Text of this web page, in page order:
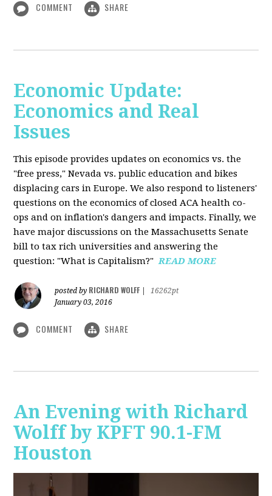
COMMENT SHARE
Economic Update:
Economics and Real
Issues
This episode provides updates on economics vs. the
"free press," Nevada vs. public education and bikes
displacing cars in Europe. We also respond to listeners'
questions on the economics of closed ACA health co-
ops and on inflation's dangers and impacts. Finally, we
have major discussions on the Massachusetts Senate
bill to tax rich universities and answering the
question: "What is Capitalism?"READ MORE
posted by RICHARD WOLFF
16262pt
January 03, 2016
COMMENT SHARE
An Evening with Richard
Wolff by KPFT 90.1-FM
Houston